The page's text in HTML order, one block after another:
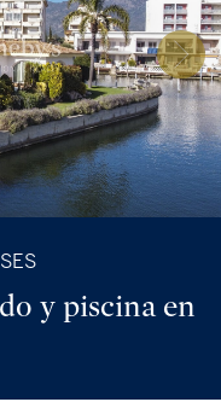
y piscina en